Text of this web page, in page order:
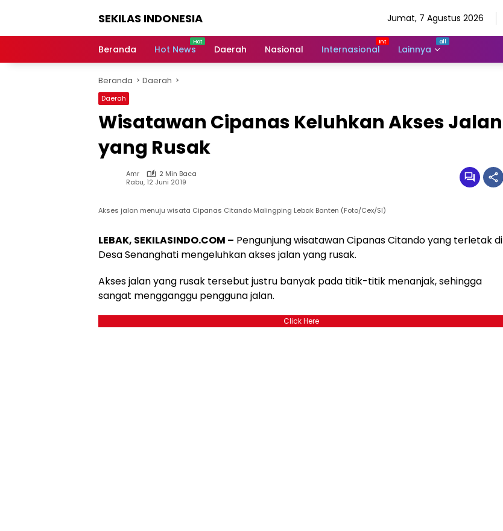
SEKILAS INDONESIA
Terkini,
Latest
World,
Headlines,
News
Jumat, 7 Agustus 2026
Beranda Hot News Daerah Nasional Internasional Lainnya
Beranda Daerah
Daerah
Wisatawan Cipanas Keluhkan Akses Jalan
yang Rusak
Amr
2 Min Baca
Rabu, 12 Juni 2019
Akses jalan menuju wisata Cipanas Citando Malingping Lebak Banten (Foto/Cex/SI)
LEBAK, SEKILASINDO.COM – Pengunjung wisatawan Cipanas Citando yang terletak di
Desa Senanghati mengeluhkan akses jalan yang rusak.
Akses jalan yang rusak tersebut justru banyak pada titik-titik menanjak, sehingga
sangat mengganggu pengguna jalan.
Click Here